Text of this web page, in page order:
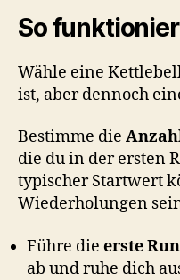
So
Wähle eine
ist, aber dennoch
Bestimme die
die du in der ersten
typischer Startwert
Wiederholungen
Führe die erste
ab und ruhe dich